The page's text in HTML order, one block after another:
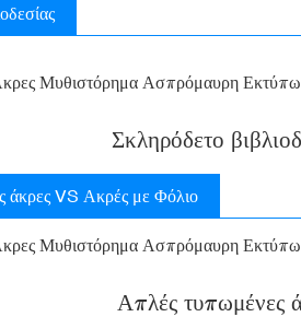
Σκληρόδετο
άκρες VS Ακρές με Φόλιο
Απλές τυπωμένες